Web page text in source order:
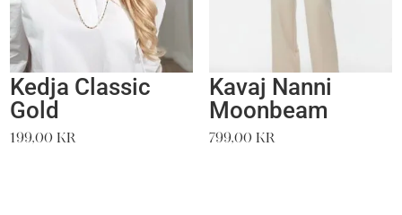
Kedja Classic
Gold
199,00kr
Kavaj Nanni
Moonbeam
799,00 kr